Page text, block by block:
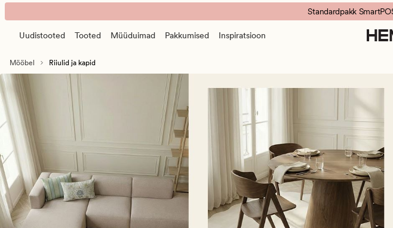
Riiulid
ja
kapid
banner.
Press
to
pause.
Standardpakk
Uudistooted Tooted Müüduimad Pakkumised Inspiratsioon
Mööbel Riiulid ja kapid